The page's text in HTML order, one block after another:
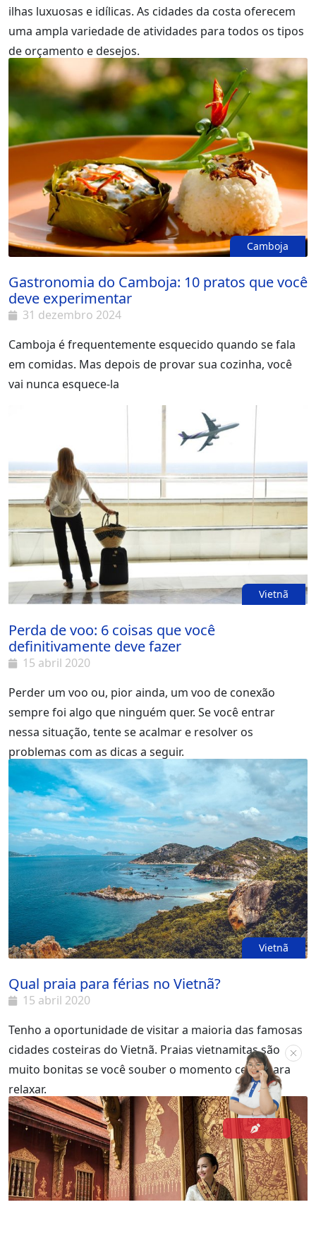
ilhas luxuosas e idílicas. As cidades da costa oferecem
uma ampla variedade de atividades para todos os tipos
de orçamento e desejos.
Camboja
Gastronomia do Camboja: 10 pratos que você
deve experimentar
31 dezembro 2024
Camboja é frequentemente esquecido quando se fala
em comidas. Mas depois de provar sua cozinha, você
vai nunca esquece-la
Vietnã
Perda de voo: 6 coisas que você
definitivamente deve fazer
15 abril 2020
Perder um voo ou, pior ainda, um voo de conexão
sempre foi algo que ninguém quer. Se você entrar
nessa situação, tente se acalmar e resolver os
problemas com as dicas a seguir.
Vietnã
Qual praia para férias no Vietnã?
15 abril 2020
Tenho a oportunidade de visitar a maioria das famosas
cidades costeiras do Vietnã. Praias vietnamitas são
muito bonitas se você souber o momento certo para
relaxar.